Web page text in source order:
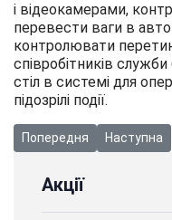
і відеокамерами,
перевести ваги в
контролювати
співробітників
стіл в системі для
підозрілі події.
Попередня стаття: Ми
Попередня Наступна
Наступна
Акції